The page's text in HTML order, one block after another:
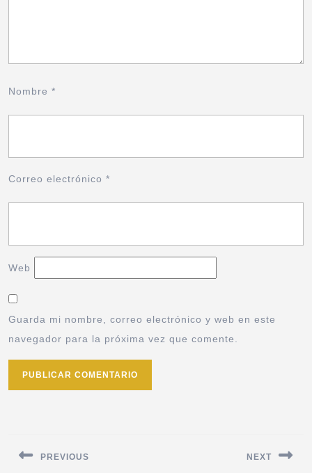
Nombre *
Correo electrónico *
Web
Guarda mi nombre, correo electrónico y web en este
navegador para la próxima vez que comente.
PREVIOUS NEXT